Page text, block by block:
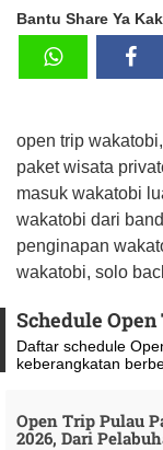
Bantu Share Ya
open trip
paket wisata
masuk wakatobi
wakatobi dari
penginapan
wakatobi, solo
Schedule
Daftar schedule
keberangkatan
Open Trip Pulau
2026, Dari